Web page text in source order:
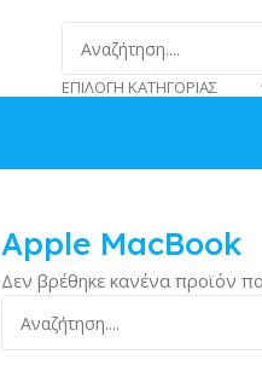
ΕΠΙΛΟΓΉ ΚΑΤΗΓΟΡΊΑΣ
Apple MacBook
Δεν βρέθηκε κανένα προϊόν